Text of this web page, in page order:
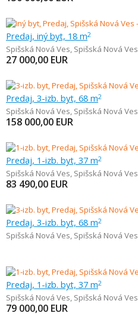
Predaj, iný byt, 18 m2
Spišská Nová Ves, Spišská Nová Ves
27 000,00 EUR
Predaj, 3-izb. byt, 68 m2
Spišská Nová Ves, Spišská Nová Ves
158 000,00 EUR
Predaj, 1-izb. byt, 37 m2
Spišská Nová Ves, Spišská Nová Ves
83 490,00 EUR
Predaj, 3-izb. byt, 68 m2
Spišská Nová Ves, Spišská Nová Ves
Predaj, 1-izb. byt, 37 m2
Spišská Nová Ves, Spišská Nová Ves
79 000,00 EUR